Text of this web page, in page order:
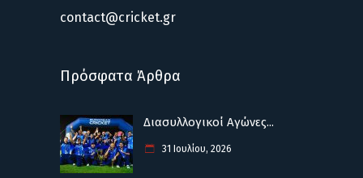
contact@cricket.gr
Πρόσφατα Άρθρα
Διασυλλογικοί Αγώνες...
31 Ιουλίου, 2026